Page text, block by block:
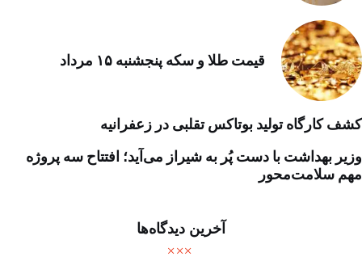
قیمت طلا و سکه پنجشنبه ۱۵ مرداد
کشف کارگاه تولید بوتاکس تقلبی در زعفرانیه
وزیر بهداشت با دست پُر به شیراز می‌آید؛ افتتاح سه پروژه
مهم سلامت‌محور
آخرین دیدگاه‌ها